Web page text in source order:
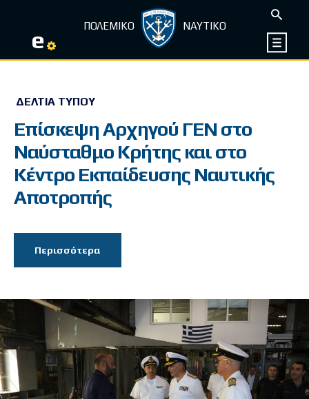
e ΠΟΛΕΜΙΚΟ ΝΑΥΤΙΚΟ
ΔΕΛΤΊΑ ΤΎΠΟΥ
Επίσκεψη Αρχηγού ΓΕΝ στο
Ναύσταθμο Κρήτης και στο
Κέντρο Εκπαίδευσης Ναυτικής
Αποτροπής
Περισσότερα